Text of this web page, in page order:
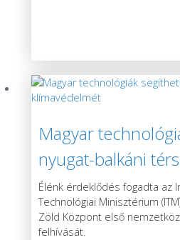
Magyar
nyugat-balkáni
klímavédelmét
Élénk érdeklődés fogadta az
Technológiai Minisztérium
Zöld Központ első
felhívását.